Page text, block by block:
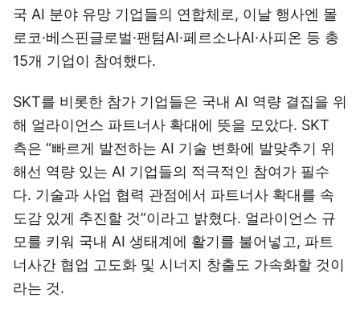
국 AI 분야 유망 기업들의 연합체로, 이날 행사엔 몰
로코·베스핀글로벌·팬텀AI·페르소나AI·사피온 등 총
15개 기업이 참여했다.
SKT를 비롯한 참가 기업들은 국내 AI 역량 결집을 위
해 얼라이언스 파트너사 확대에 뜻을 모았다. SKT
측은 “빠르게 발전하는 AI 기술 변화에 발맞추기 위
해선 역량 있는 AI 기업들의 적극적인 참여가 필수
다. 기술과 사업 협력 관점에서 파트너사 확대를 속
도감 있게 추진할 것”이라고 밝혔다. 얼라이언스 규
모를 키워 국내 AI 생태계에 활기를 불어넣고, 파트
너사간 협업 고도화 및 시너지 창출도 가속화할 것이
라는 것.